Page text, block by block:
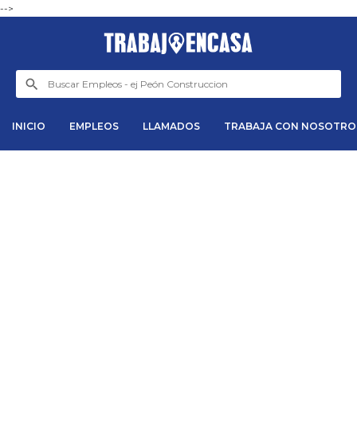
-->
INICIO EMPLEOS LLAMADOS TRABAJA CON